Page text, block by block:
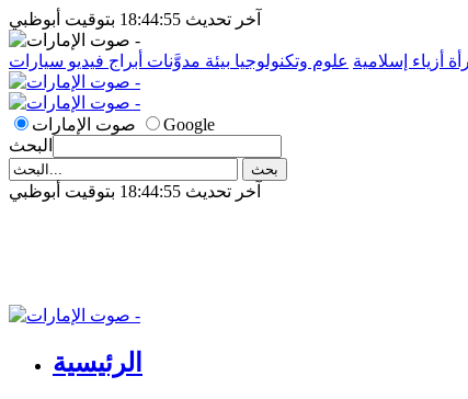
آخر تحديث 18:44:55 بتوقيت أبوظبي
أزياء إسلامية علوم وتكنولوجيا بيئة مدوَّنات أبراج فيديو سيارات
صوت الإمارات
Google
البحث
آخر تحديث 18:44:55 بتوقيت أبوظبي
الرئيسية